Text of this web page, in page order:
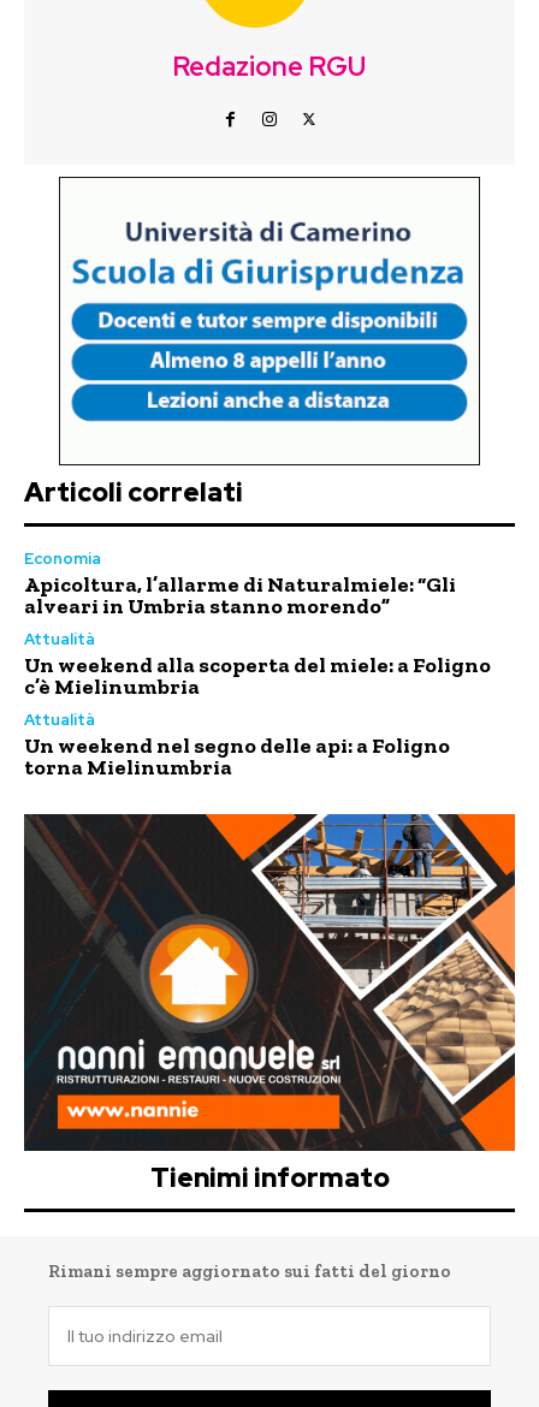
Redazione RGU
Articoli correlati
Economia
Apicoltura, l’allarme di Naturalmiele: “Gli
alveari in Umbria stanno morendo”
Attualità
Un weekend alla scoperta del miele: a Foligno
c’è Mielinumbria
Attualità
Un weekend nel segno delle api: a Foligno
torna Mielinumbria
Tienimi informato
Rimani sempre aggiornato sui fatti del giorno